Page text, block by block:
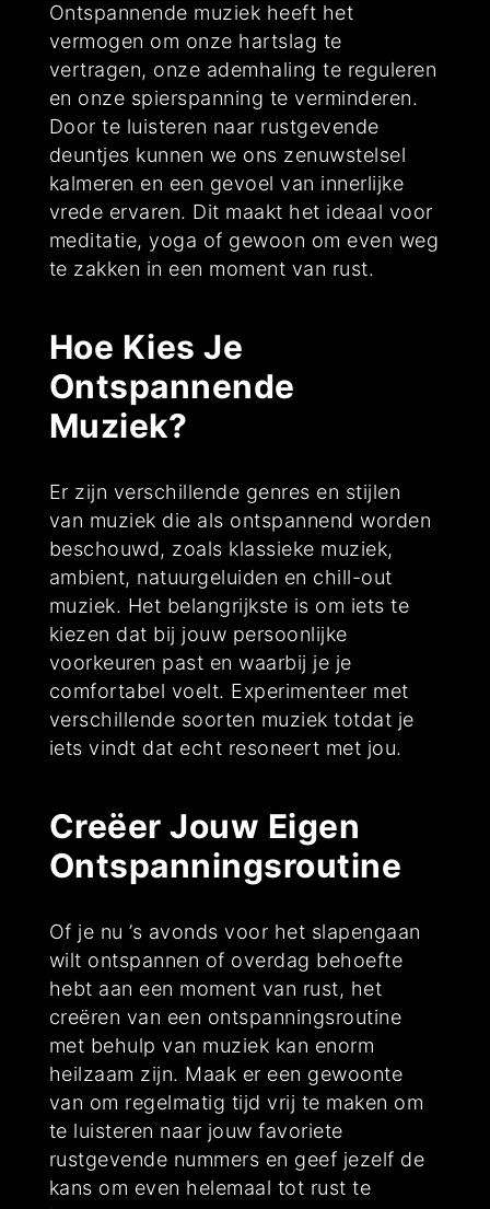
Ontspannende muziek heeft het
vermogen om onze hartslag te
vertragen, onze ademhaling te reguleren
en onze spierspanning te verminderen.
Door te luisteren naar rustgevende
deuntjes kunnen we ons zenuwstelsel
kalmeren en een gevoel van innerlijke
vrede ervaren. Dit maakt het ideaal voor
meditatie, yoga of gewoon om even weg
te zakken in een moment van rust.
Hoe Kies Je
Ontspannende
Muziek?
Er zijn verschillende genres en stijlen
van muziek die als ontspannend worden
beschouwd, zoals klassieke muziek,
ambient, natuurgeluiden en chill-out
muziek. Het belangrijkste is om iets te
kiezen dat bij jouw persoonlijke
voorkeuren past en waarbij je je
comfortabel voelt. Experimenteer met
verschillende soorten muziek totdat je
iets vindt dat echt resoneert met jou.
Creëer Jouw Eigen
Ontspanningsroutine
Of je nu ’s avonds voor het slapengaan
wilt ontspannen of overdag behoefte
hebt aan een moment van rust, het
creëren van een ontspanningsroutine
met behulp van muziek kan enorm
heilzaam zijn. Maak er een gewoonte
van om regelmatig tijd vrij te maken om
te luisteren naar jouw favoriete
rustgevende nummers en geef jezelf de
kans om even helemaal tot rust te